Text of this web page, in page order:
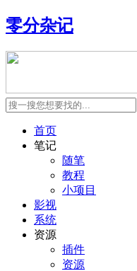
零分杂记
首页
笔记
随笔
教程
小项目
影视
系统
资源
插件
资源